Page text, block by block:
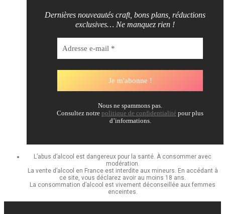
Dernières nouveautés craft, bons plans, réductions
exclusives… Ne manquez rien !
Nous ne spammons pas.
Consultez notre politique de confidentialité pour plus
d’informations.
L’abus d’alcool est dangereux pour la santé. À consommer avec
modération.
La vente d’alcool en France est interdite aux mineurs. En accédant à
ce site, vous déclarez avoir au moins 18 ans.
La consommation d’alcool est vivement déconseillée aux femmes
enceintes.